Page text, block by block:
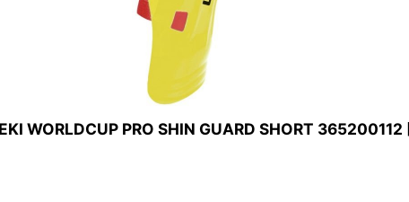
WORLDCUP PRO SHIN GUARD SHORT 365200112